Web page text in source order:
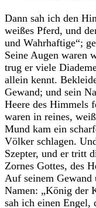
Dann sah ich den
weißes Pferd, und
und Wahrhaftige“;
Seine Augen waren
trug er viele
allein kennt.
Gewand; und sein
Heere des Himmels
waren in reines,
Mund kam ein
Völker schlagen.
Szepter, und er tritt
Zornes Gottes, des
Auf seinem Gewand
Namen: „König der
sah ich einen Engel,